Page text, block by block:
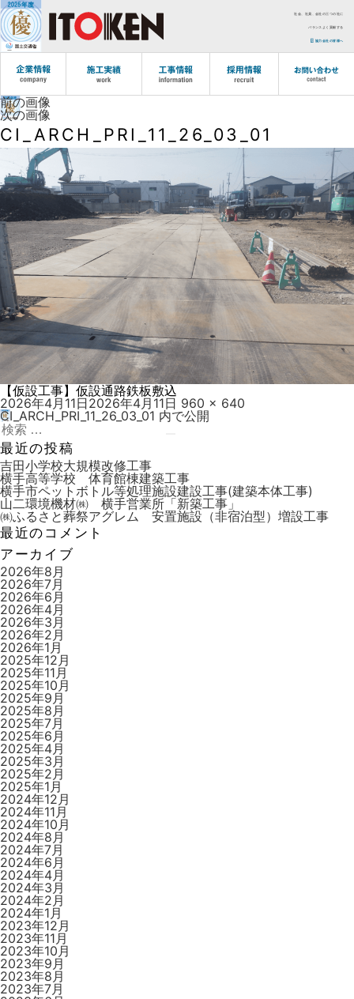
社会、社員、会社の三つの社に
バランスよく貢献する
協力会社の皆様へ
前の画像
次の画像
CI_ARCH_PRI_11_26_03_01
【仮設工事】仮設通路鉄板敷込
投
稿
日:
2026年4月11日2026年4月11日 フ
ル
サ
960 × 640
投
稿
ナ
ビ
ゲ
ー
シ
ョ
ン
CI_ARCH_PRI_11_26_03_01 内で公開
検
索:
最近の投稿
吉田小学校大規模改修工事
横手高等学校 体育館棟建築工事
横手市ペットボトル等処理施設建設工事(建築本体工事)
山二環境機材㈱ 横手営業所「新築工事」
㈱ふるさと葬祭アグレム 安置施設（非宿泊型）増設工事
最近のコメント
アーカイブ
2026年8月
2026年7月
2026年6月
2026年4月
2026年3月
2026年2月
2026年1月
2025年12月
2025年11月
2025年10月
2025年9月
2025年8月
2025年7月
2025年6月
2025年4月
2025年3月
2025年2月
2025年1月
2024年12月
2024年11月
2024年10月
2024年8月
2024年7月
2024年6月
2024年4月
2024年3月
2024年2月
2024年1月
2023年12月
2023年11月
2023年10月
2023年9月
2023年8月
2023年7月